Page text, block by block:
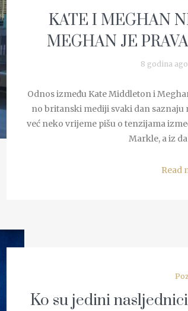
KATE I MEGHAN
MEGHAN JE
8 godina
Odnos između Kate Middleton i
no britanski mediji svaki dan
već neko vrijeme pišu o tenzijama
Markle, a iz
Read
Ko su jedini